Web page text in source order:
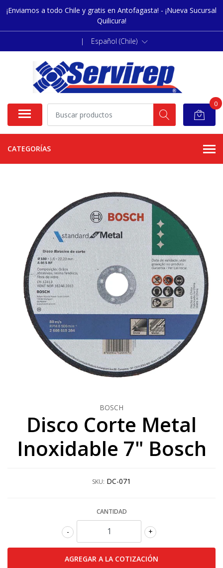
¡Enviamos a todo Chile y gratis en Antofagasta! - ¡Nueva Sucursal
Quilicura!
| Español (Chile)
0
CATEGORÍAS
BOSCH
Disco Corte Metal
Inoxidable 7" Bosch
SKU: DC-071
CANTIDAD
+
-